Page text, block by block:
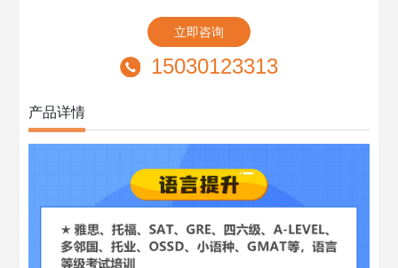
立即咨询
15030123313
产品详情